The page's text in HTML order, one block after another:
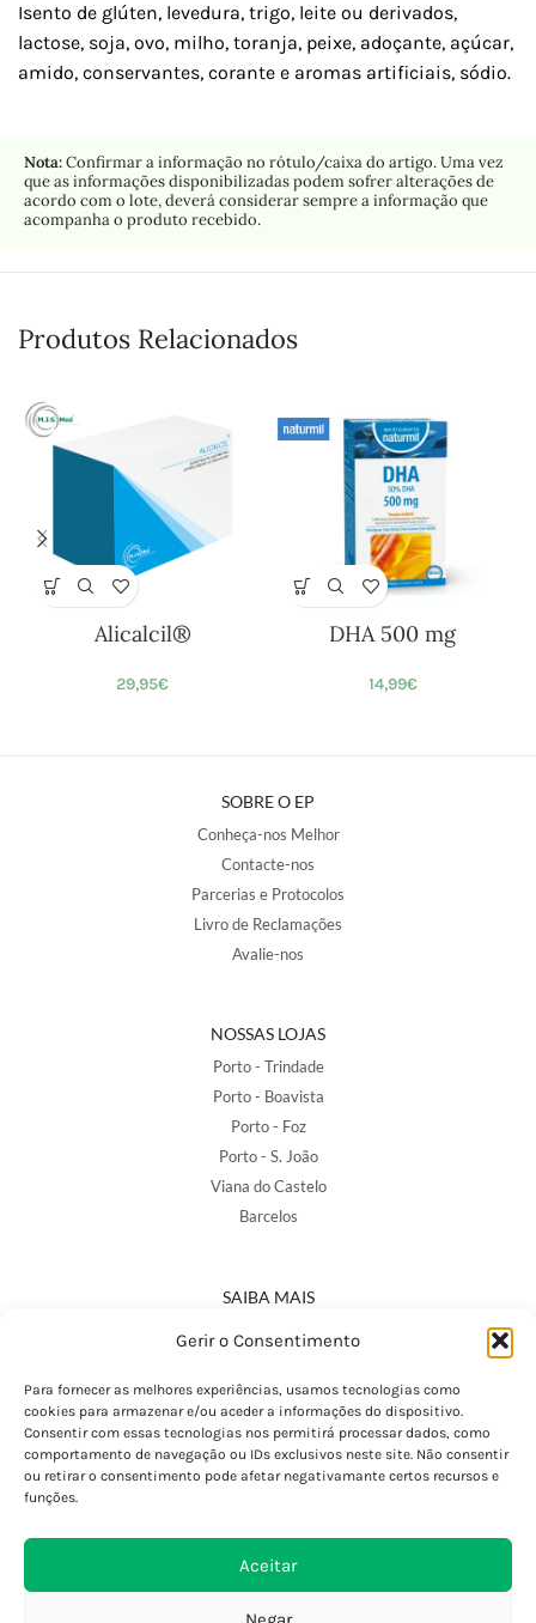
Gerir o Consentimento
Para fornecer as melhores experiências, usamos tecnologias como
cookies para armazenar e/ou aceder a informações do dispositivo.
Consentir com essas tecnologias nos permitirá processar dados, como
comportamento de navegação ou IDs exclusivos neste site. Não consentir
ou retirar o consentimento pode afetar negativamante certos recursos e
funções.
Aceitar
Isento de glúten, levedura, trigo, leite ou derivados,
lactose, soja, ovo, milho, toranja, peixe, adoçante, açúcar,
amido, conservantes, corante e aromas artificiais, sódio.
Nota:Confirmar a informação no rótulo/caixa do artigo. Uma vez
que as informações disponibilizadas podem sofrer alterações de
acordo com o lote, deverá considerar sempre a informação que
acompanha o produto recebido.
Produtos Relacionados
Alicalcil®
29,95€
DHA 500 mg
14,99€
SOBRE O EP
Conheça-nos Melhor
Contacte-nos
Parcerias e Protocolos
Livro de Reclamações
Avalie-nos
NOSSAS LOJAS
Porto - Trindade
Porto - Boavista
Porto - Foz
Porto - S. João
Viana do Castelo
Barcelos
SAIBA MAIS
Política de Privacidade
Termos e Condições
Perguntas Frequentes
Custos de Envio
Encomendas Internacionais
Devoluções e Trocas